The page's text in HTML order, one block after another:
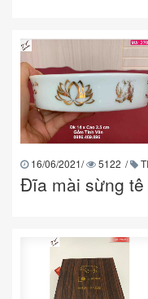
16/06/2021/ 5122 /
Đĩa mài sừng tê